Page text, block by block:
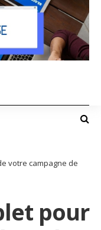
votre campagne de
pour